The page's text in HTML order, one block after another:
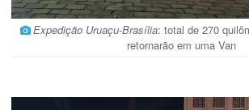
Expedição Uruaçu-Brasília: total de 270
retornarão em uma Van